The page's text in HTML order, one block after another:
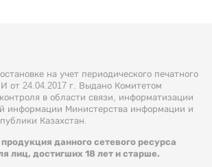
на учет периодического печатного
от 24.04.2017 г. Выдано Комитетом
в области связи, информатизации
информации Министерства информации и
Казахстан.
данного сетевого ресурса
лиц, достигших 18 лет и старше.